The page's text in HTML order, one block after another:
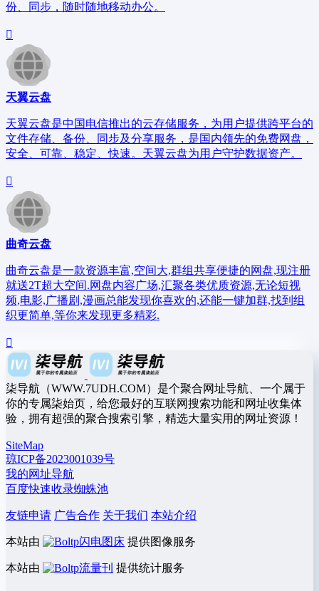
份、同步，随时随地移动办公。
天翼云盘
天翼云盘是中国电信推出的云存储服务，为用户提供跨平台的
文件存储、备份、同步及分享服务，是国内领先的免费网盘，
安全、可靠、稳定、快速。天翼云盘为用户守护数据资产。
曲奇云盘
曲奇云盘是一款资源丰富,空间大,群组共享便捷的网盘,现注册
就送2T超大空间.网盘内容广场,汇聚各类优质资源,无论短视
频,电影,广播剧,漫画总能发现你喜欢的,还能一键加群,找到组
织更简单,等你来发现更多精彩.
柒导航（WWW.7UDH.COM）是个聚合网址导航、一个属于
你的专属柒始页，给您最好的互联网搜索功能和网址收集体
验，拥有超强的聚合搜索引擎，精选大量实用的网址资源！
SiteMap
琼ICP备2023001039号
我的网址导航
百度快速收录蜘蛛池
友链申请 广告合作 关于我们 本站介绍
本站由 闪电图床 提供图像服务
本站由 流量刊 提供统计服务